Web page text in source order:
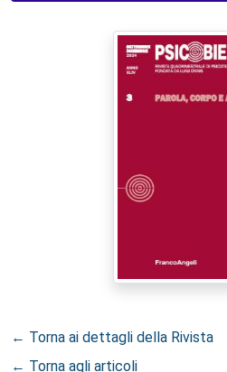
← Torna ai dettagli della Rivista
← Torna agli articoli